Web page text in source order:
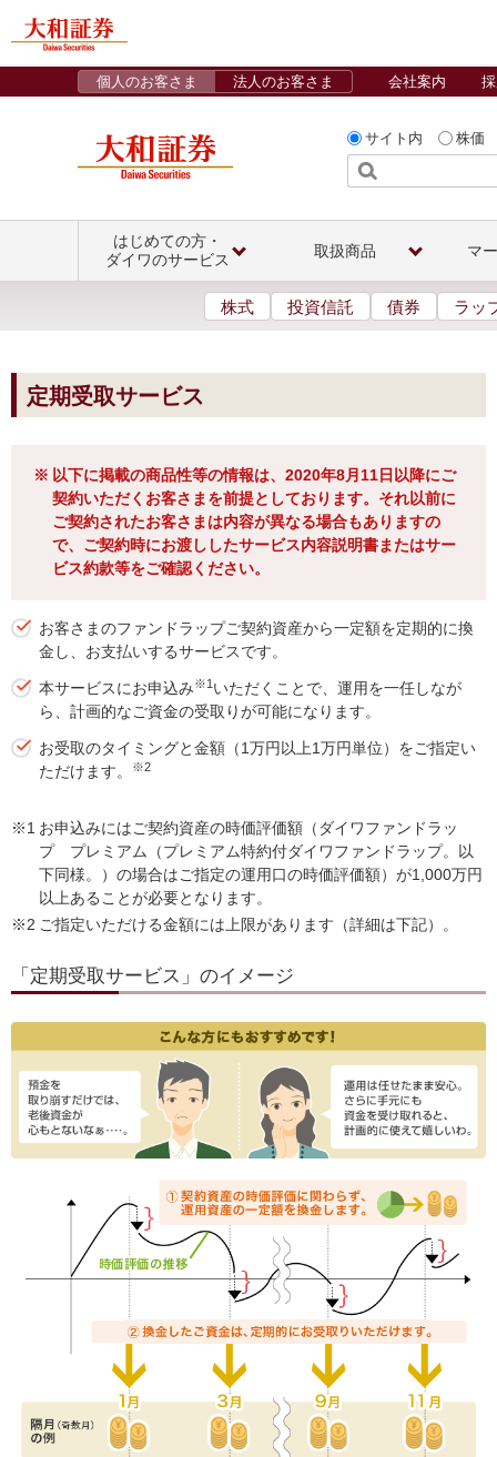
サイト内 株価
個人のお客さま 法人のお客さま 会社案内
はじめての方・
ダイワのサービス
取扱商品 マ
株式 投資信託 債券 ラッ
定期受取サービス
※ 以下に掲載の商品性等の情報は、2020年8月11日以降にご
契約いただくお客さまを前提としております。それ以前に
ご契約されたお客さまは内容が異なる場合もありますの
で、ご契約時にお渡ししたサービス内容説明書またはサー
ビス約款等をご確認ください。
お客さまのファンドラップご契約資産から一定額を定期的に換
金し、お支払いするサービスです。
本サービスにお申込み※1 いただくことで、運用を一任しなが
ら、計画的なご資金の受取りが可能になります。
お受取のタイミングと金額（1万円以上1万円単位）をご指定い
ただけます。
※2
※1 お申込みにはご契約資産の時価評価額（ダイワファンドラッ
プ プレミアム（プレミアム特約付ダイワファンドラップ。以
下同様。）の場合はご指定の運用口の時価評価額）が1,000万円
以上あることが必要となります。
※2 ご指定いただける金額には上限があります（詳細は下記）。
「定期受取サービス」のイメージ